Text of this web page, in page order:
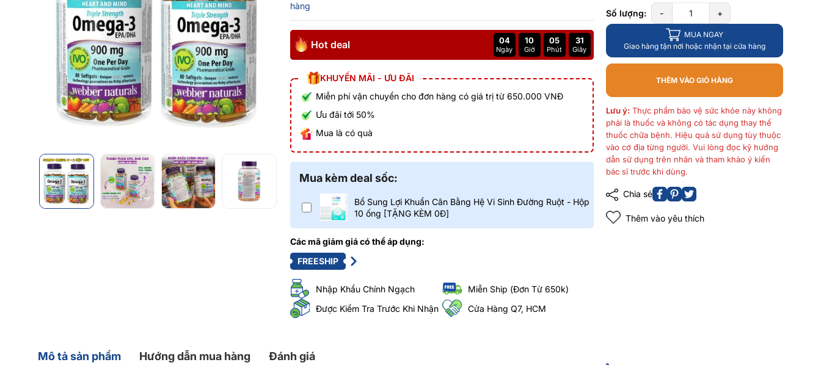
hàng
Hot deal 04
Ngày
10
Giờ
05
Phút
30
Giây
KHUYẾN MÃI - ƯU ĐÃI
Miễn phí vận chuyển cho đơn hàng có giá trị từ 650.000 VNĐ
Ưu đãi tới 50%
Mua là có quà
Mua kèm deal sốc:
Bổ Sung Lợi Khuẩn Cân Bằng Hệ Vi Sinh Đường Ruột - Hộp
10 ống [TẶNG KÈM 0Đ]
Các mã giảm giá có thể áp dụng:
FREESHIP
Nhập Khẩu Chính Ngạch
Miễn Ship (Đơn Từ 650k)
Được Kiểm Tra Trước Khi Nhận
Cửa Hàng Q7, HCM
Số lượng: - +
MUA NGAY
Giao hàng tận nơi hoặc nhận tại cửa hàng
THÊM VÀO GIỎ HÀNG
Lưu ý:Thực phẩm bảo vệ sức khỏe này không
phải là thuốc và không có tác dụng thay thế
thuốc chữa bệnh. Hiệu quả sử dụng tùy thuộc
vào cơ địa từng người. Vui lòng đọc kỹ hướng
dẫn sử dụng trên nhãn và tham khảo ý kiến
bác sĩ trước khi dùng.
Chia sẻ
Thêm vào yêu thích
Mô tả sản phẩm Hướng dẫn mua hàng Đánh giá